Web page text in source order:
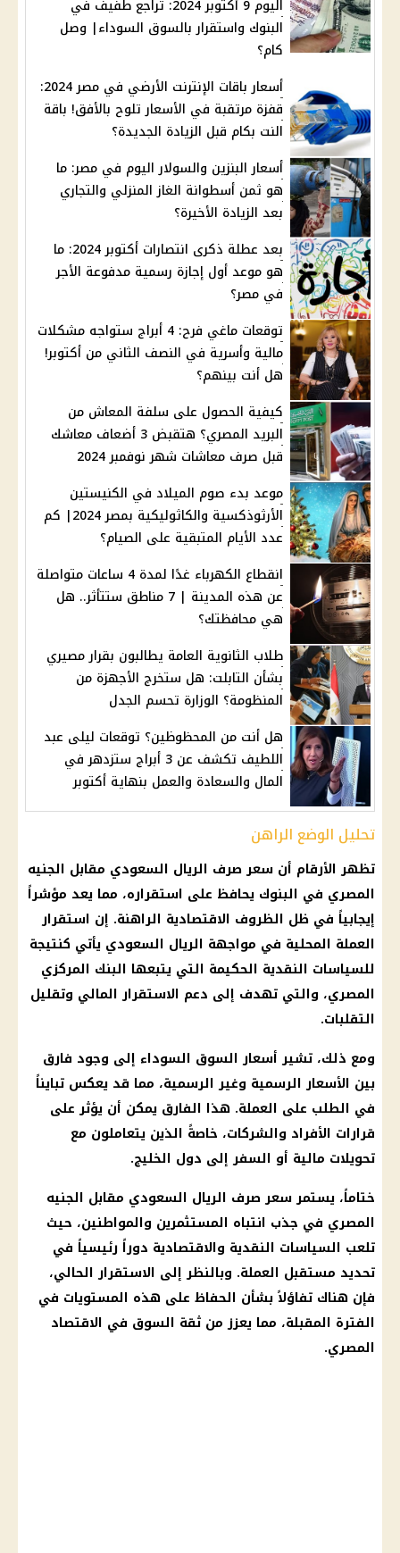
اليوم 9 أكتوبر 2024: تراجع طفيف في
البنوك واستقرار بالسوق السوداء| وصل
كام؟
أسعار باقات الإنترنت الأرضي في مصر 2024:
قفزة مرتقبة في الأسعار تلوح بالأفق! باقة
النت بكام قبل الزيادة الجديدة؟
أسعار البنزين والسولار اليوم في مصر: ما
هو ثمن أسطوانة الغاز المنزلي والتجاري
بعد الزيادة الأخيرة؟
بعد عطلة ذكرى انتصارات أكتوبر 2024: ما
هو موعد أول إجازة رسمية مدفوعة الأجر
في مصر؟
توقعات ماغي فرح: 4 أبراج ستواجه مشكلات
مالية وأسرية في النصف الثاني من أكتوبر!
هل أنت بينهم؟
كيفية الحصول على سلفة المعاش من
البريد المصري؟ هتقبض 3 أضعاف معاشك
قبل صرف معاشات شهر نوفمبر 2024
موعد بدء صوم الميلاد في الكنيستين
الأرثوذكسية والكاثوليكية بمصر 2024| كم
عدد الأيام المتبقية على الصيام؟
انقطاع الكهرباء غدًا لمدة 4 ساعات متواصلة
عن هذه المدينة | 7 مناطق ستتأثر.. هل
هي محافظتك؟
طلاب الثانوية العامة يطالبون بقرار مصيري
بشأن التابلت: هل ستخرج الأجهزة من
المنظومة؟ الوزارة تحسم الجدل
هل أنت من المحظوظين؟ توقعات ليلى عبد
اللطيف تكشف عن 3 أبراج ستزدهر في
المال والسعادة والعمل بنهاية أكتوبر
تحليل الوضع الراهن
تظهر الأرقام أن سعر صرف الريال السعودي مقابل الجنيه
المصري في البنوك يحافظ على استقراره، مما يعد مؤشراً
إيجابياً في ظل الظروف الاقتصادية الراهنة. إن استقرار
العملة المحلية في مواجهة الريال السعودي يأتي كنتيجة
للسياسات النقدية الحكيمة التي يتبعها البنك المركزي
المصري، والتي تهدف إلى دعم الاستقرار المالي وتقليل
التقلبات.
ومع ذلك، تشير أسعار السوق السوداء إلى وجود فارق
بين الأسعار الرسمية وغير الرسمية، مما قد يعكس تبايناً
في الطلب على العملة. هذا الفارق يمكن أن يؤثر على
قرارات الأفراد والشركات، خاصةً الذين يتعاملون مع
تحويلات مالية أو السفر إلى دول الخليج.
ختاماً، يستمر سعر صرف الريال السعودي مقابل الجنيه
المصري في جذب انتباه المستثمرين والمواطنين، حيث
تلعب السياسات النقدية والاقتصادية دوراً رئيسياً في
تحديد مستقبل العملة. وبالنظر إلى الاستقرار الحالي،
فإن هناك تفاؤلاً بشأن الحفاظ على هذه المستويات في
الفترة المقبلة، مما يعزز من ثقة السوق في الاقتصاد
المصري.